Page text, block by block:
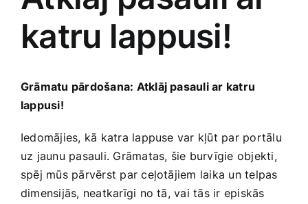
Jaunākie pārdevēji
Grāmatas
Gudrā māja
Mājai un remontam
Mājražotājiem
katru lappusi!
Grāmatu ‍pārdošana: Atklāj pasauli ‌ar katru
lappusi!
Iedomājies, ‍kā katra lappuse var kļūt par portālu
uz ‌jaunu pasauli. Grāmatas, šie burvīgie objekti,
spēj mūs pārvērst par ceļotājiem laika un telpas
dimensijās, neatkarīgi no tā, vai tās ir episkās⁣